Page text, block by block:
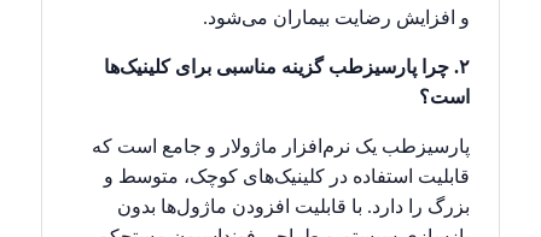
و افزایش رضایت بیماران می‌شود.
۲. چرا پارسیزطب گزینه مناسبی برای کلینیک‌ها
است؟
پارسیزطب یک نرم‌افزار ماژولار و جامع است که
قابلیت استفاده در کلینیک‌های کوچک، متوسط و
بزرگ را دارد. با قابلیت افزودن ماژول‌ها بدون